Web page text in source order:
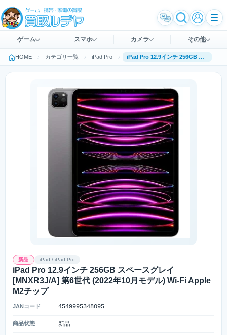
ゲーム スマホ カメラ その他
HOME カテゴリ一覧 iPad Pro iPad Pro 12.9インチ 256GB スペースグレイ [MNXR3J/A] 第6世代 (2022年10月モデル) Wi-Fi Apple M2チップ
新品 iPad / iPad Pro
iPad Pro 12.9インチ 256GB スペースグレイ
[MNXR3J/A] 第6世代 (2022年10月モデル) Wi-Fi Apple
M2チップ
JANコード 4549995348095
商品状態 新品